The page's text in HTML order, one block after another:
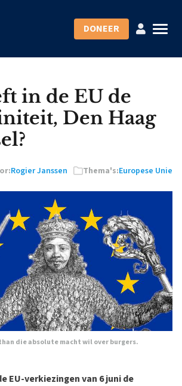
DONEER
in de EU de
Den Haag
Rogier Janssen Thema's:Europese Unie
die absolute macht wil over burgers.
EU-verkiezingen van 6 juni de